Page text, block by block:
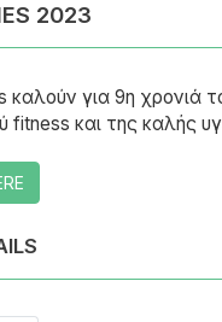
2023
καλούν για 9η χρονιά
fitness και της καλής